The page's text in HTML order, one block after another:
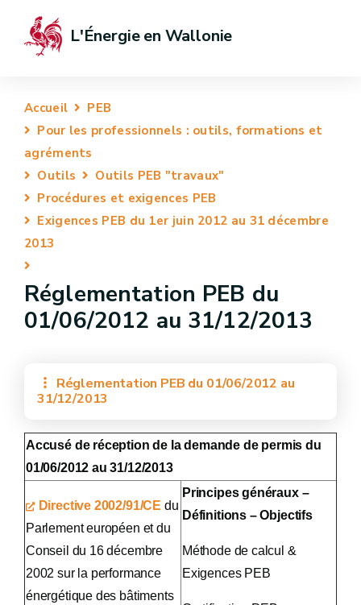
L'Énergie en Wallonie
Accueil
PEB
Pour les professionnels : outils, formations et
agréments
Outils
Outils PEB "travaux"
Procédures et exigences PEB
Exigences PEB du 1er juin 2012 au 31 décembre
2013
Réglementation PEB du
01/06/2012 au 31/12/2013
Réglementation PEB du 01/06/2012 au
31/12/2013
Accusé de réception de la demande de permis du
01/06/2012 au 31/12/2013
Directive 2002/91/CE du
Parlement européen et du
Conseil du 16 décembre
2002 sur la performance
énergétique des bâtiments
Principes généraux –
Définitions – Objectifs
Méthode de calcul &
Exigences PEB